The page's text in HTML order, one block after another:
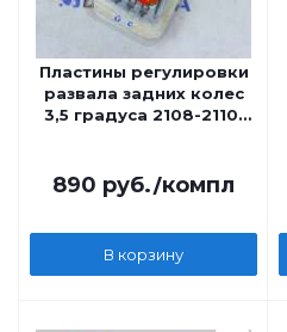
Пластины регулировки
развала задних колес
3,5 градуса 2108-2110,
890 руб./компл
В корзину